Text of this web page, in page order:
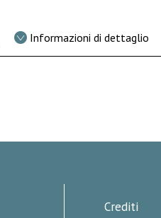
Informazioni di dettaglio
Crediti